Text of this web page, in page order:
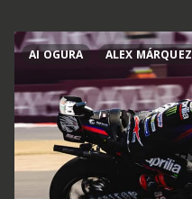
AI OGURA ALEX MÁRQUEZ